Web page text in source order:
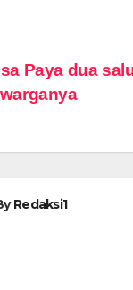
Paya dua
Redaksi1